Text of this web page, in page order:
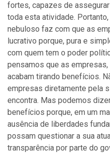
fortes, capazes de
toda esta atividade.
nebuloso faz com que as
lucrativo porque, pura e
com quem tem o poder
pensamos que as
acabam tirando benefícios.
empresas diretamente pela
encontra. Mas podemos
benefícios porque, em um
ausência de liberdades
possam questionar a sua
transparência por parte do